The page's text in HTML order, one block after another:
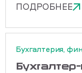
ПОДРОБНЕЕ
Бухгалтерия,